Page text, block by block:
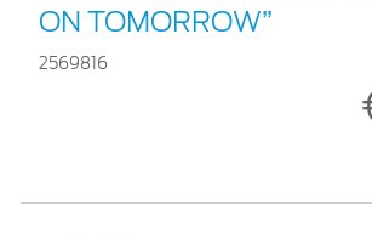
ON TOMORROW”
2569816